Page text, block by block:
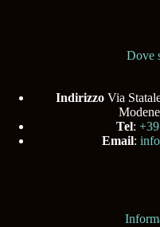
Dove
Indirizzo Via
Tel:
Email: